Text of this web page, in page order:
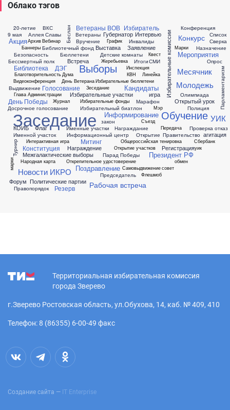
Облако тэгов
20-летие
9 мая
Акция
Аллея Славы
Архив
Баннеры
Безопасность
Беслан
Бессмертный полк
Библиотека
Библиотечный фонд
Благотворительность
Бюллетени
ВКС
Вебинар
Ветераны
Ветераны ВОВ
Видеоконференция
Вручение
ВстречаВыборы
Выдвижение
Выставка
Глава Администрации
Голосование
График
Губернатор
ДЭГ
День Ветерана
День Победы
Детские комнаты
Досрочное голосование
Дума
Жеребьевка
Журнал
Заседание
Заявление
Зеседание
Избиратель
Избирательные бюллетени Избирательные комиссии
Избирательные участки
Избирательные фонды
Избирательный биатлон
Именной участок
Именные участки
Инвалиды
Инспекция
Интерактивная игра
Интервью
Информационный центр
Информирование
Итоги
КВН
КОИБ
Кандидаты
Квест
Конкурс
Конституция
Конференция
Линейка
Марафон
Марки
Межгалактические выборы
Мероприятия
Месячник
Митинг
Молодежь
Мэр
Награждание
Награждение
Назначение
Народная карта
Новости ИКРО
Обучение
Общероссийская тенировка
Олимпиада
Опрос
Открепительное удостоверение
Открытие
Открытие участков
Открытый урок
Парад Победы
Парламентаризм
Передача
Поздравление
Политические партии
Полиция
Правительство
Правопорядок
Председатель
Президент РФ
Проверка
Рабочая встреча
Регистрация
Резерв
СМИ
Самовыдвижение
Сбербанк
Сверка
Список
Съезд
Турнир
УИК
Флаг
Флешмоб
Форум
агитация
закон
игра
марки обмен
отказ
совет
уик
Территориальная избирательная комиссия
города Зверево
г.Зверево Ростовская область, ул.Обухова, 14, каб. № 409, 410
Телефон: 8 (86355) 6-00-49 факс
Создание сайта — IT Enterprise